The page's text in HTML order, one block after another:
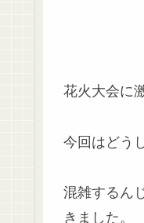
花火大会に
今回はどう
混雑するん
きました。